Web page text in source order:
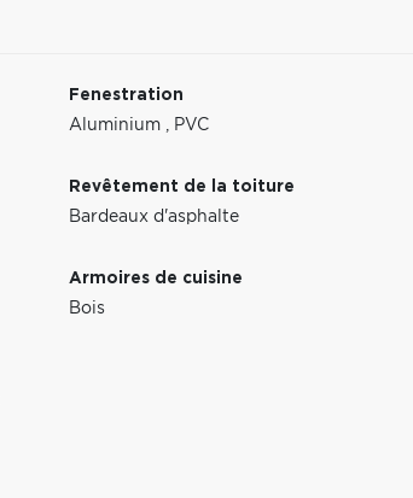
Fenestration
Aluminium , PVC
Revêtement de la toiture
Bardeaux d'asphalte
Armoires de cuisine
Bois